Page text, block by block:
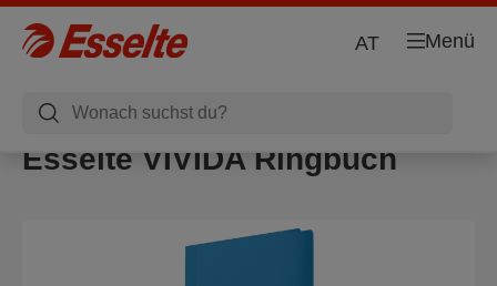
Menü
AT
Esselte VIVIDA Ringbuch